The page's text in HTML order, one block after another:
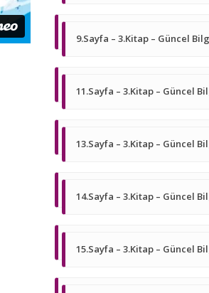
9.Sayfa – 3.Kitap – Güncel
11.Sayfa – 3.Kitap – Güncel
13.Sayfa – 3.Kitap – Güncel
14.Sayfa – 3.Kitap – Güncel
15.Sayfa – 3.Kitap – Güncel